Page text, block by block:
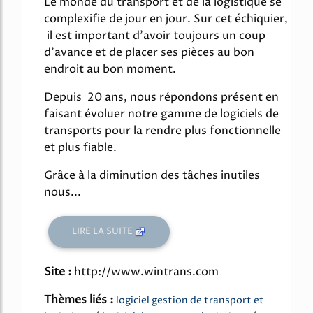
complexifie de jour en jour. Sur cet échiquier,
il est important d'avoir toujours un coup
d'avance et de placer ses pièces au bon
endroit au bon moment.
Depuis 20 ans, nous répondons présent en
faisant évoluer notre gamme de logiciels de
transports pour la rendre plus fonctionnelle
et plus fiable.
Grâce à la diminution des tâches inutiles
nous...
LIRE LA SUITE
Site : http://www.wintrans.com
Thèmes liés : logiciel gestion de transport et